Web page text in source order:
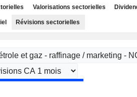
Valorisations sectorielles
Révisions sectorielles